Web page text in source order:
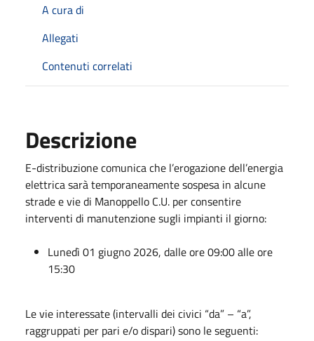
A cura di
Allegati
Contenuti correlati
Descrizione
E-distribuzione comunica che l’erogazione dell’energia
elettrica sarà temporaneamente sospesa in alcune
strade e vie di Manoppello C.U. per consentire
interventi di manutenzione sugli impianti il giorno:
Lunedì 01 giugno 2026, dalle ore 09:00 alle ore
15:30
Le vie interessate (intervalli dei civici “da” – “a”,
raggruppati per pari e/o dispari) sono le seguenti: